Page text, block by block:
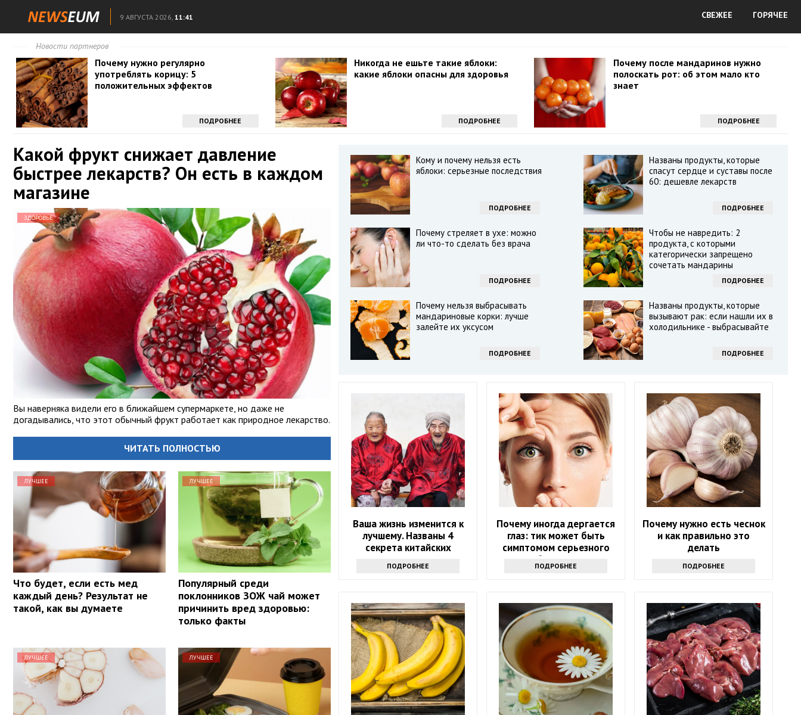
9 АВГУСТА 2026, 11:41 СВЕЖЕЕ ГОРЯЧЕЕ
Новости партнеров
Почему нужно регулярно
употреблять корицу: 5
положительных эффектов
ПОДРОБНЕЕ
Никогда не ешьте такие яблоки:
какие яблоки опасны для здоровья
ПОДРОБНЕЕ
Почему после мандаринов нужно
полоскать рот: об этом мало кто
знает
ПОДРОБНЕЕ
Какой фрукт снижает давление
быстрее лекарств? Он есть в каждом
магазине
ЗДОРОВЬЕ
Вы наверняка видели его в ближайшем супермаркете, но даже не
догадывались, что этот обычный фрукт работает как природное лекарство.
ЧИТАТЬ ПОЛНОСТЬЮ
ЛУЧШЕЕ
Что будет, если есть мед
каждый день? Результат не
такой, как вы думаете
ЛУЧШЕЕ
Популярный среди
поклонников ЗОЖ чай может
причинить вред здоровью:
только факты
ЛУЧШЕЕ ЛУЧШЕЕ
Кому и почему нельзя есть
яблоки: серьезные последствия
ПОДРОБНЕЕ
Названы продукты, которые
спасут сердце и суставы после
60: дешевле лекарств
ПОДРОБНЕЕ
Почему стреляет в ухе: можно
ли что-то сделать без врача
ПОДРОБНЕЕ
Чтобы не навредить: 2
продукта, с которыми
категорически запрещено
сочетать мандарины
ПОДРОБНЕЕ
Почему нельзя выбрасывать
мандариновые корки: лучше
залейте их уксусом
ПОДРОБНЕЕ
Названы продукты, которые
вызывают рак: если нашли их в
холодильнике - выбрасывайте
ПОДРОБНЕЕ
Ваша жизнь изменится к
лучшему. Названы 4
секрета китайских
долгожителей
ПОДРОБНЕЕ
Почему иногда дергается
глаз: тик может быть
симптомом серьезного
заболевания
ПОДРОБНЕЕ
Почему нужно есть чеснок
и как правильно это
делать
ПОДРОБНЕЕ